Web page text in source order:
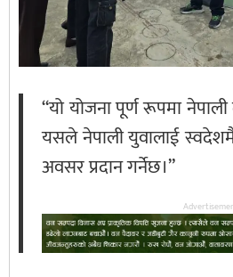
“यो योजना पूर्ण रूपमा
यसले नेपाली युवालाई स्वदेशमै
अवसर प्रदान गर्नेछ।”